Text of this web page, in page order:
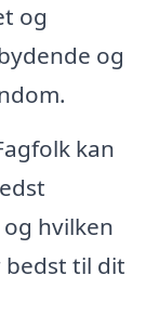
og
og
kan
hvilken
til dit